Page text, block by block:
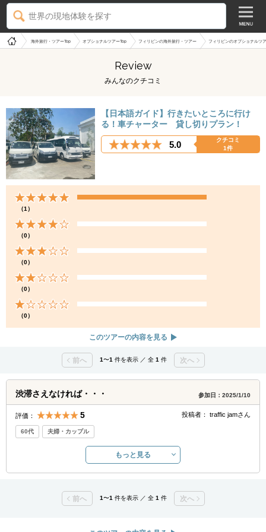
世界の現地体験を探す
海外旅行・ツアーTop オプショナルツアーTop フィリピンの海外旅行・ツアー フィリピンのオプショナルツ
Review
みんなのクチコミ
【日本語ガイド】行きたいところに行け
る！車チャーター 貸し切りプラン！
5.0
クチコミ
1件
（1）
（0）
（0）
（0）
（0）
このツアーの内容を見る
前へ 1〜1 件を表示 ／ 全 1 件 次へ
渋滞さえなければ・・・ 参加日：2025/1/10
評価： 5 投稿者： traffic jamさん
60代 夫婦・カップル
もっと見る
前へ 1〜1 件を表示 ／ 全 1 件 次へ